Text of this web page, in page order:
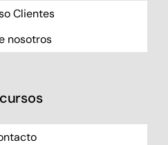
Clientes
nosotros